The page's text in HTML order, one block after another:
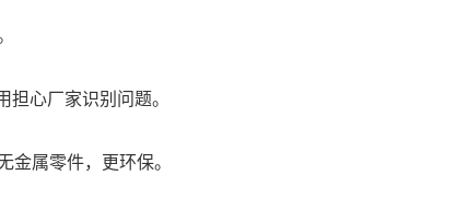
心厂家识别问题。
金属零件，更环保。